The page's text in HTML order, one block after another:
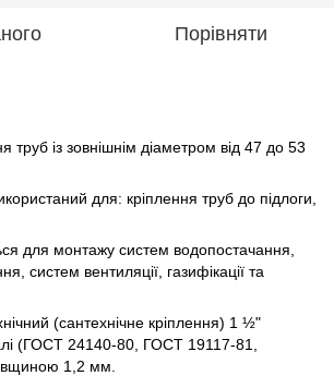
Порівняти
труб із зовнішнім діаметром від 47 до 53
для: кріплення труб до підлоги,
для монтажу систем водопостачання,
систем вентиляції, газифікації та
(сантехнічне кріплення) 1 ½"
(ГОСТ 24140-80, ГОСТ 19117-81,
1,2 мм.